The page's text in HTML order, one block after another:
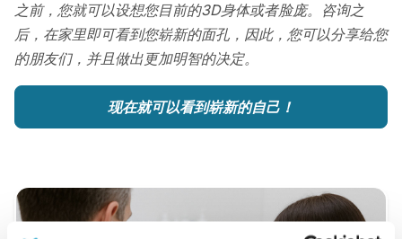
之前，您就可以设想您目前的3D身体或者脸庞。咨询之
后，在家里即可看到您崭新的面孔，因此，您可以分享给您
的朋友们，并且做出更加明智的决定。
现在就可以看到崭新的自己！